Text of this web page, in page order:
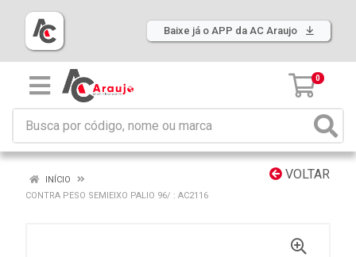
Baixe já o APP da AC Araujo
0
VOLTAR
INÍCIO
CONTRA PESO SEMIEIXO PALIO 96/ : AC2116